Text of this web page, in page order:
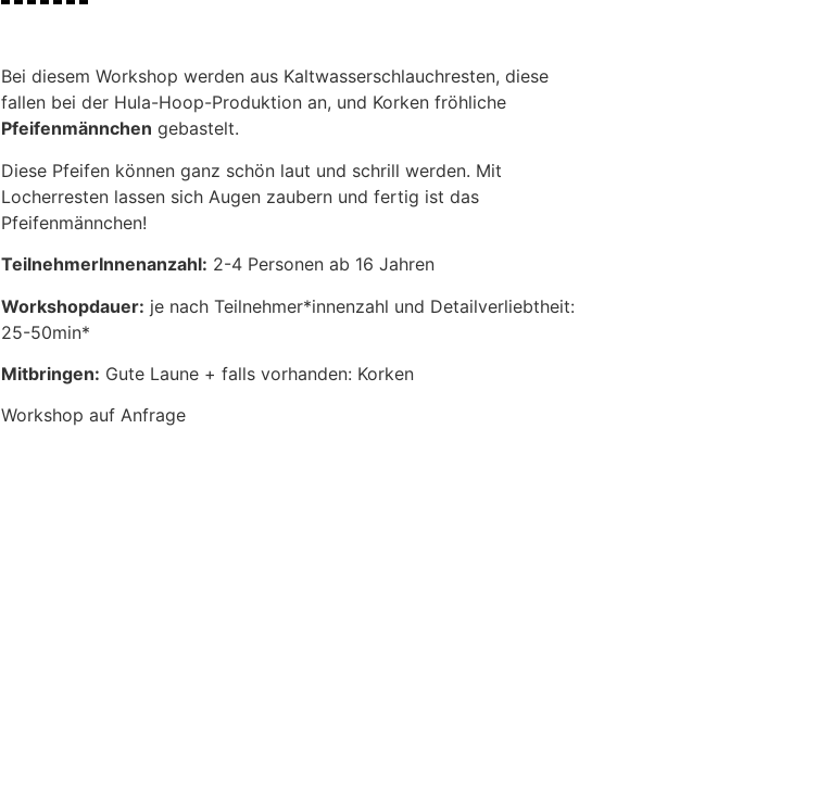
Bei diesem Workshop werden aus Kaltwasserschlauchresten, diese
fallen bei der Hula-Hoop-Produktion an, und Korken fröhliche
Pfeifenmännchen gebastelt.
Diese Pfeifen können ganz schön laut und schrill werden. Mit
Locherresten lassen sich Augen zaubern und fertig ist das
Pfeifenmännchen!
TeilnehmerInnenanzahl: 2-4 Personen ab 16 Jahren
Workshopdauer: je nach Teilnehmer*innenzahl und Detailverliebtheit:
25-50min*
Mitbringen: Gute Laune + falls vorhanden: Korken
Workshop auf Anfrage